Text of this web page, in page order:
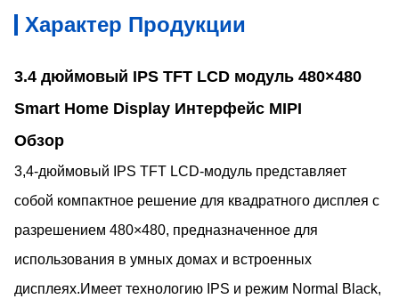
Характер Продукции
3.4 дюймовый IPS TFT LCD модуль 480×480
Smart Home Display Интерфейс MIPI
Обзор
3,4-дюймовый IPS TFT LCD-модуль представляет
собой компактное решение для квадратного дисплея с
разрешением 480×480, предназначенное для
использования в умных домах и встроенных
дисплеях.Имеет технологию IPS и режим Normal Black,